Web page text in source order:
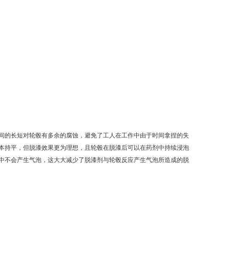
长短对轮毂有多余的腐蚀，避免了工人在工作中由于时间拿捏的失
平，但脱漆效果更为理想，且轮毂在脱漆后可以在药剂中持续浸泡
会产生气泡，这大大减少了脱漆剂与轮毂反应产生气泡所造成的脱